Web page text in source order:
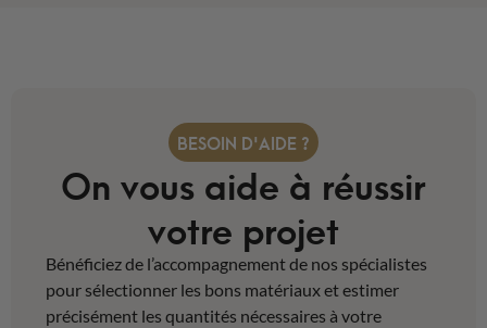
BESOIN D'AIDE ?
On vous aide à réussir
votre projet
Bénéficiez de l’accompagnement de nos spécialistes
pour sélectionner les bons matériaux et estimer
précisément les quantités nécessaires à votre